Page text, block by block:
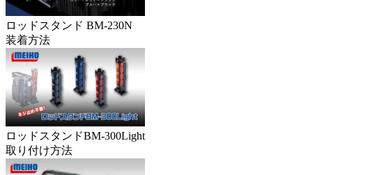
ロッドスタンド BM-230N
装着方法
ロッドスタンドBM-300Light
取り付け方法